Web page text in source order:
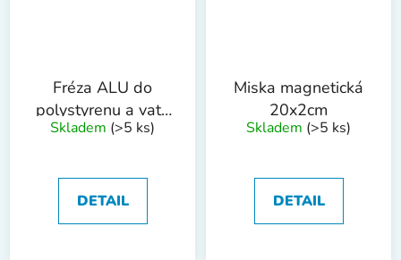
Fréza ALU do
polystyrenu a vaty
70mm
Skladem (>5 ks)
DETAIL
Miska magnetická
20x2cm
Skladem (>5 ks)
DETAIL